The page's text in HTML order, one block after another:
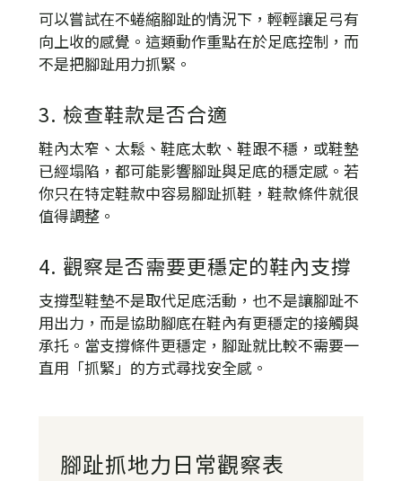
可以嘗試在不蜷縮腳趾的情況下，輕輕讓足弓有
向上收的感覺。這類動作重點在於足底控制，而
不是把腳趾用力抓緊。
3. 檢查鞋款是否合適
鞋內太窄、太鬆、鞋底太軟、鞋跟不穩，或鞋墊
已經塌陷，都可能影響腳趾與足底的穩定感。若
你只在特定鞋款中容易腳趾抓鞋，鞋款條件就很
值得調整。
4. 觀察是否需要更穩定的鞋內支撐
支撐型鞋墊不是取代足底活動，也不是讓腳趾不
用出力，而是協助腳底在鞋內有更穩定的接觸與
承托。當支撐條件更穩定，腳趾就比較不需要一
直用「抓緊」的方式尋找安全感。
腳趾抓地力日常觀察表